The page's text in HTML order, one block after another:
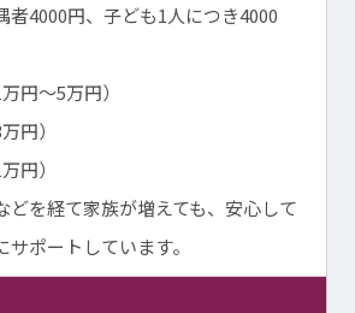
4000円、子ども1人につき4000
円～5万円）
円）
円）
を経て家族が増えても、安心して
ポートしています。